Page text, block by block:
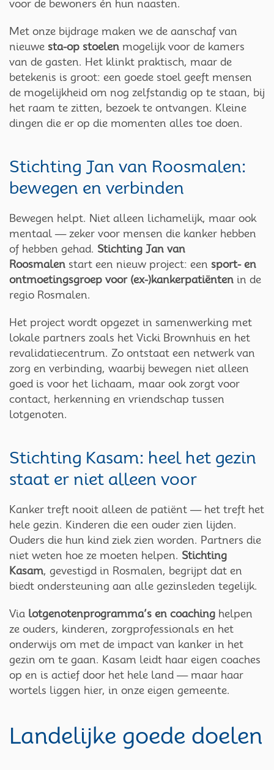
voor de bewoners én hun naasten.
Met onze bijdrage maken we de aanschaf van
nieuwe sta-op stoelen mogelijk voor de kamers
van de gasten. Het klinkt praktisch, maar de
betekenis is groot: een goede stoel geeft mensen
de mogelijkheid om nog zelfstandig op te staan, bij
het raam te zitten, bezoek te ontvangen. Kleine
dingen die er op die momenten alles toe doen.
Stichting Jan van Roosmalen:
bewegen en verbinden
Bewegen helpt. Niet alleen lichamelijk, maar ook
mentaal — zeker voor mensen die kanker hebben
of hebben gehad. Stichting Jan van
Roosmalen start een nieuw project: een sport- en
ontmoetingsgroep voor (ex-)kankerpatiënten in de
regio Rosmalen.
Het project wordt opgezet in samenwerking met
lokale partners zoals het Vicki Brownhuis en het
revalidatiecentrum. Zo ontstaat een netwerk van
zorg en verbinding, waarbij bewegen niet alleen
goed is voor het lichaam, maar ook zorgt voor
contact, herkenning en vriendschap tussen
lotgenoten.
Stichting Kasam: heel het gezin
staat er niet alleen voor
Kanker treft nooit alleen de patiënt — het treft het
hele gezin. Kinderen die een ouder zien lijden.
Ouders die hun kind ziek zien worden. Partners die
niet weten hoe ze moeten helpen. Stichting
Kasam, gevestigd in Rosmalen, begrijpt dat en
biedt ondersteuning aan alle gezinsleden tegelijk.
Via lotgenotenprogramma’s en coaching helpen
ze ouders, kinderen, zorgprofessionals en het
onderwijs om met de impact van kanker in het
gezin om te gaan. Kasam leidt haar eigen coaches
op en is actief door het hele land — maar haar
wortels liggen hier, in onze eigen gemeente.
Landelijke goede doelen